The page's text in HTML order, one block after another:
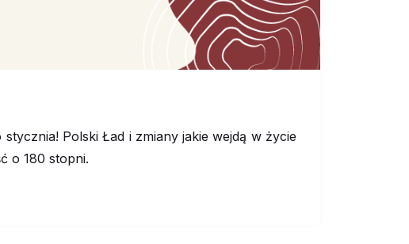
Polski Ład i zmiany jakie wejdą w życie
o 180 stopni.